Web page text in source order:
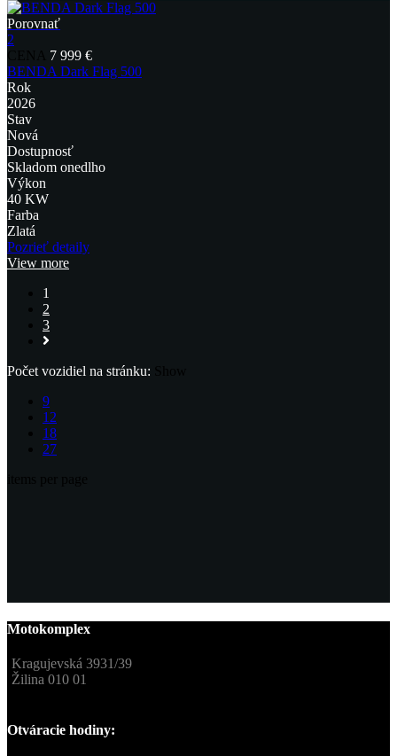
Porovnať
2
7 999 €
BENDA Dark Flag 500
Rok
2026
Stav
Nová
Dostupnosť
Skladom onedlho
Výkon
40 KW
Farba
Zlatá
Pozrieť detaily
View more
1
2
3
Počet vozidiel na stránku:
9
12
18
27
Motokomplex
Kragujevská 3931/39
Žilina 010 01
Otváracie hodiny: